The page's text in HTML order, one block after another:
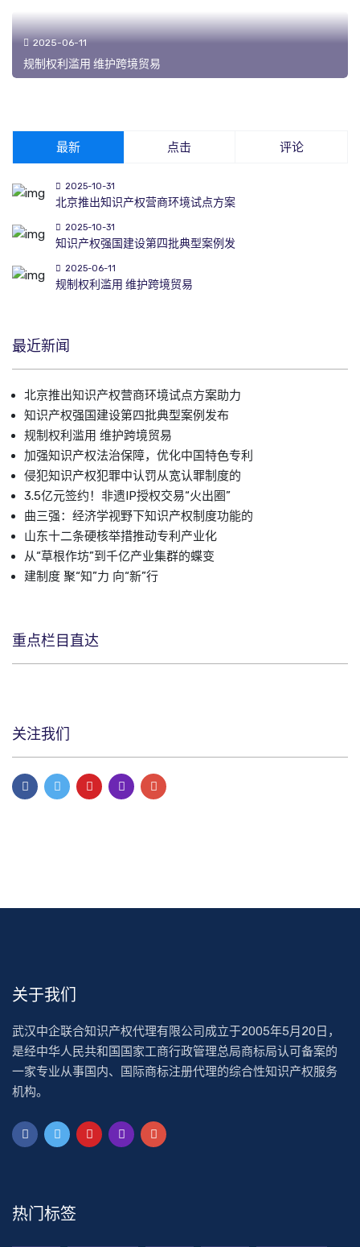
2025-06-11
规制权利滥用 维护跨境贸易
最新 点击 评论
2025-10-31
北京推出知识产权营商环境试点方案
2025-10-31
知识产权强国建设第四批典型案例发
2025-06-11
规制权利滥用 维护跨境贸易
最近新闻
北京推出知识产权营商环境试点方案助力
知识产权强国建设第四批典型案例发布
规制权利滥用 维护跨境贸易
加强知识产权法治保障，优化中国特色专利
侵犯知识产权犯罪中认罚从宽认罪制度的
3.5亿元签约！非遗IP授权交易“火出圈”
曲三强：经济学视野下知识产权制度功能的
山东十二条硬核举措推动专利产业化
从“草根作坊”到千亿产业集群的蝶变
建制度 聚“知”力 向“新”行
重点栏目直达
关注我们
关于我们
武汉中企联合知识产权代理有限公司成立于2005年5月20日，
是经中华人民共和国国家工商行政管理总局商标局认可备案的
一家专业从事国内、国际商标注册代理的综合性知识产权服务
机构。
热门标签